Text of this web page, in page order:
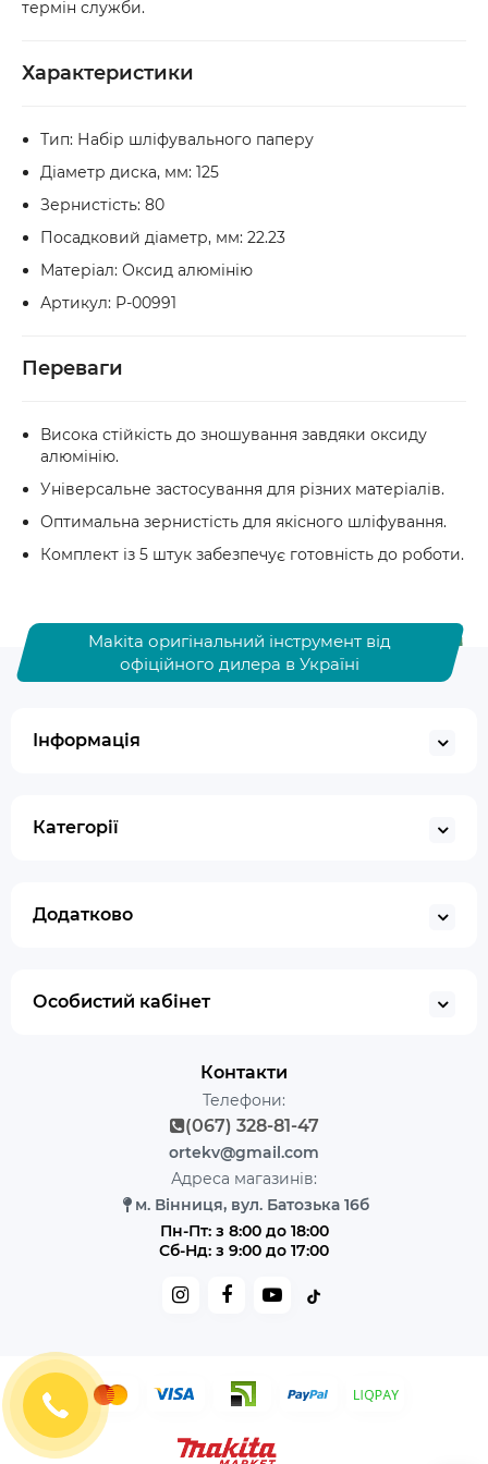
доставки.
термін служби.
Характеристики
Тип: Набір шліфувального паперу
Діаметр диска, мм: 125
Зернистість: 80
Посадковий діаметр, мм: 22.23
Матеріал: Оксид алюмінію
Артикул: P-00991
Переваги
Висока стійкість до зношування завдяки оксиду
алюмінію.
Універсальне застосування для різних матеріалів.
Оптимальна зернистість для якісного шліфування.
Комплект із 5 штук забезпечує готовність до роботи.
Makita оригінальний інструмент від
офіційного дилера в Україні
Інформація
Категорії
Додатково
Особистий кабінет
Контакти
Телефони:
(067) 328-81-47
ortekv@gmail.com
Адреса магазинів:
м. Вінниця, вул. Батозька 16б
Пн-Пт: з 8:00 до 18:00
Сб-Нд: з 9:00 до 17:00